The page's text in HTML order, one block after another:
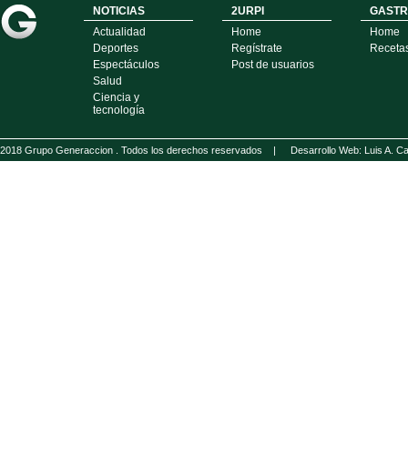
NOTICIAS
Actualidad
Deportes
Espectáculos
Salud
Ciencia y
tecnología
2URPI
Home
Regístrate
Post de usuarios
Home
2018 Grupo Generaccion . Todos los derechos reservados | Desarrollo Web: Luis